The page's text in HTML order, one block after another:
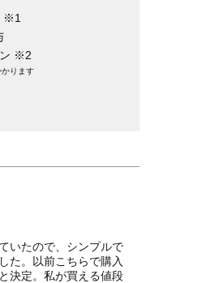
※1
ン ※2
ります
いたので、シンプルで
た。以前こちらで購入
決定。私が買える値段